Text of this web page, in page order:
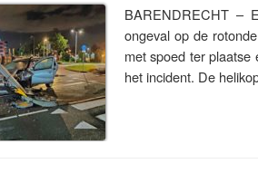
BARENDRECHT –
ongeval op de
met spoed ter plaatse
het incident. De